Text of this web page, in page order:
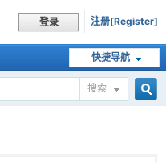
登录 注册[Register]
快捷导航
搜索